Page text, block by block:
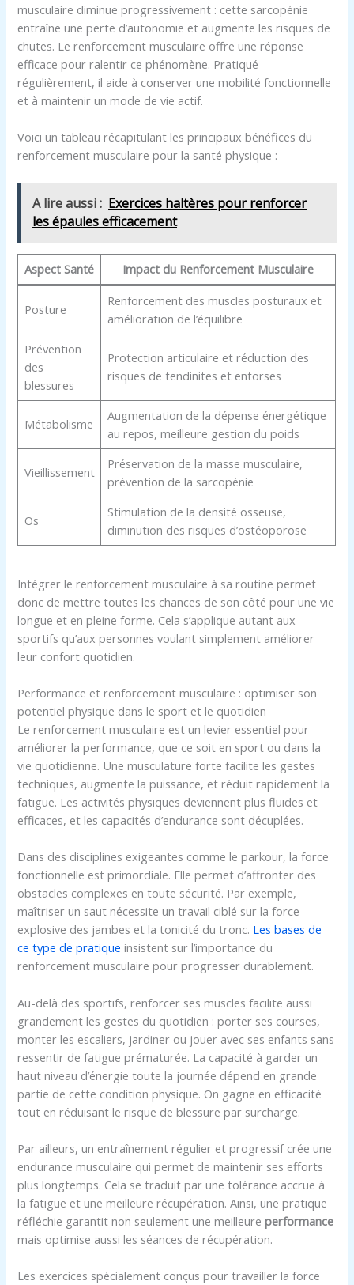
musculaire diminue progressivement : cette sarcopénie
entraîne une perte d’autonomie et augmente les risques de
chutes. Le renforcement musculaire offre une réponse
efficace pour ralentir ce phénomène. Pratiqué
régulièrement, il aide à conserver une mobilité fonctionnelle
et à maintenir un mode de vie actif.
Voici un tableau récapitulant les principaux bénéfices du
renforcement musculaire pour la santé physique :
A lire aussi : Exercices haltères pour renforcer
les épaules efficacement
Aspect Santé Impact du Renforcement Musculaire
Posture
Renforcement des muscles posturaux et
amélioration de l’équilibre
Prévention
des
blessures
Protection articulaire et réduction des
risques de tendinites et entorses
Métabolisme
Augmentation de la dépense énergétique
au repos, meilleure gestion du poids
Vieillissement
Préservation de la masse musculaire,
prévention de la sarcopénie
Os
Stimulation de la densité osseuse,
diminution des risques d’ostéoporose
Intégrer le renforcement musculaire à sa routine permet
donc de mettre toutes les chances de son côté pour une vie
longue et en pleine forme. Cela s’applique autant aux
sportifs qu’aux personnes voulant simplement améliorer
leur confort quotidien.
Performance et renforcement musculaire : optimiser son
potentiel physique dans le sport et le quotidien
Le renforcement musculaire est un levier essentiel pour
améliorer la performance, que ce soit en sport ou dans la
vie quotidienne. Une musculature forte facilite les gestes
techniques, augmente la puissance, et réduit rapidement la
fatigue. Les activités physiques deviennent plus fluides et
efficaces, et les capacités d’endurance sont décuplées.
Dans des disciplines exigeantes comme le parkour, la force
fonctionnelle est primordiale. Elle permet d’affronter des
obstacles complexes en toute sécurité. Par exemple,
maîtriser un saut nécessite un travail ciblé sur la force
explosive des jambes et la tonicité du tronc. Les bases de
ce type de pratique insistent sur l’importance du
renforcement musculaire pour progresser durablement.
Au-delà des sportifs, renforcer ses muscles facilite aussi
grandement les gestes du quotidien : porter ses courses,
monter les escaliers, jardiner ou jouer avec ses enfants sans
ressentir de fatigue prématurée. La capacité à garder un
haut niveau d’énergie toute la journée dépend en grande
partie de cette condition physique. On gagne en efficacité
tout en réduisant le risque de blessure par surcharge.
Par ailleurs, un entraînement régulier et progressif crée une
endurance musculaire qui permet de maintenir ses efforts
plus longtemps. Cela se traduit par une tolérance accrue à
la fatigue et une meilleure récupération. Ainsi, une pratique
réfléchie garantit non seulement une meilleureperformance
mais optimise aussi les séances de récupération.
Les exercices spécialement conçus pour travailler la force